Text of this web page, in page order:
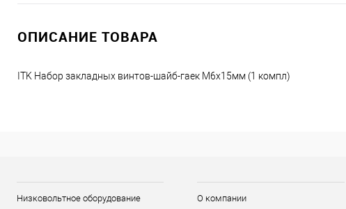
ОПИСАНИЕ ТОВАРА
ITK Набор закладных винтов-шайб-гаек M6x15мм (1 компл)
Низковольтное оборудование О компании